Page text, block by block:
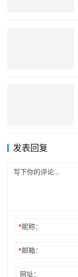
发表回复
*昵称：
*邮箱：
网址：